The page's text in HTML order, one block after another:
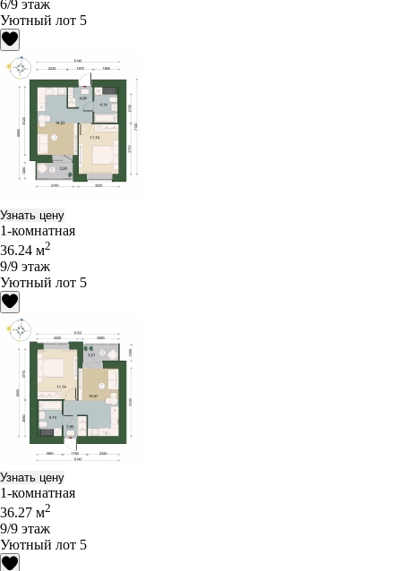
6/9 этаж
Уютный лот 5
Узнать цену
1-комнатная
36.24 м2
9/9 этаж
Уютный лот 5
Узнать цену
1-комнатная
36.27 м2
9/9 этаж
Уютный лот 5